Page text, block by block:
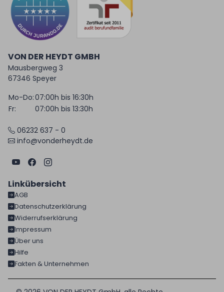
VON DER HEYDT GMBH
Mausbergweg 3
67346 Speyer
Mo-Do:07:00h bis 16:30h
Fr:
07:00h bis 13:30h
06232 637 - 0
info@vonderheydt.de
Linkübersicht
AGB
Datenschutzerklärung
Widerrufserklärung
Impressum
Über uns
Hilfe
Fakten & Unternehmen